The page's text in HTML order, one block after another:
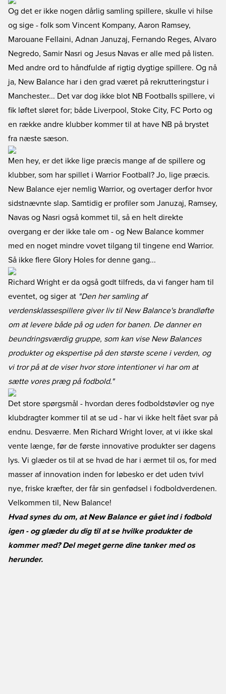
Og det er ikke nogen dårlig samling spillere, skulle vi hilse
og sige - folk som Vincent Kompany, Aaron Ramsey,
Marouane Fellaini, Adnan Januzaj, Fernando Reges, Alvaro
Negredo, Samir Nasri og Jesus Navas er alle med på listen.
Med andre ord to håndfulde af rigtig dygtige spillere. Og nå
ja, New Balance har i den grad været på rekrutteringstur i
Manchester... Det var dog ikke blot NB Footballs spillere, vi
fik løftet sløret for; både Liverpool, Stoke City, FC Porto og
en række andre klubber kommer til at have NB på brystet
fra næste sæson.
Men hey, er det ikke lige præcis mange af de spillere og
klubber, som har spillet i Warrior Football? Jo, lige præcis.
New Balance ejer nemlig Warrior, og overtager derfor hvor
sidstnævnte slap. Samtidig er profiler som Januzaj, Ramsey,
Navas og Nasri også kommet til, så en helt direkte
overgang er der ikke tale om - og New Balance kommer
med en noget mindre vovet tilgang til tingene end Warrior.
Så ikke flere Glory Holes for denne gang...
Richard Wright er da også godt tilfreds, da vi fanger ham til
eventet, og siger at "Den her samling af
verdensklassespillere giver liv til New Balance's brandløfte
om at levere både på og uden for banen. De danner en
beundringsværdig gruppe, som kan vise New Balances
produkter og ekspertise på den største scene i verden, og
vi tror på at de viser hvor store intentioner vi har om at
sætte vores præg på fodbold."
Det store spørgsmål - hvordan deres fodboldstøvler og nye
klubdragter kommer til at se ud - har vi ikke helt fået svar på
endnu. Desværre. Men Richard Wright lover, at vi ikke skal
vente længe, før de første innovative produkter ser dagens
lys. Vi glæder os til at se hvad de har i ærmet til os, for med
masser af innovation inden for løbesko er det uden tvivl
nye, friske kræfter, der får sin genfødsel i fodboldverdenen.
Velkommen til, New Balance!
Hvad synes du om, at New Balance er gået ind i fodbold
igen - og glæder du dig til at se hvilke produkter de
kommer med? Del meget gerne dine tanker med os
herunder.